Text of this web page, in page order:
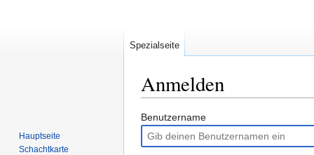
Anmelden
Zur
Navigation
springen
Zur
Suche
springen
Benutzername
Spezialseite
Hauptseite
Schachtkarte